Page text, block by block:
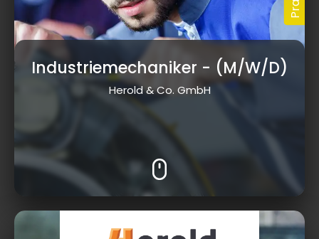
Industriemechaniker - (M/W/D)
Herold & Co. GmbH